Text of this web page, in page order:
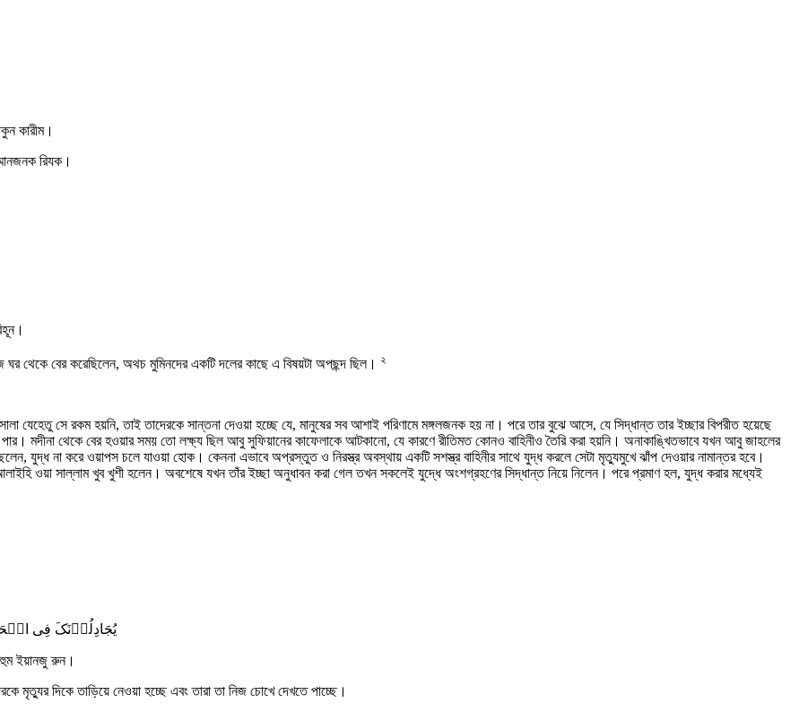
কারীম।
রিযক।
থেকে বের করেছিলেন, অথচ মুমিনদের একটি দলের কাছে এ বিষয়টা অপছন্দ ছিল। ২
যেহেতু সে রকম হয়নি, তাই তাদেরকে সান্তনা দেওয়া হচ্ছে যে, মানুষের সব আশাই পরিণামে মঙ্গলজনক হয় না। পরে তার বুঝে আসে, যে সিদ্ধান্ত তার ইচ্ছার বিপরীত হয়েছে
মদীনা থেকে বের হওয়ার সময় তো লক্ষ্য ছিল আবু সুফিয়ানের কাফেলাকে আটকানো, যে কারণে রীতিমত কোনও বাহিনীও তৈরি করা হয়নি। অনাকাঙ্খিতভাবে যখন আবু জাহলের
যুদ্ধ না করে ওয়াপস চলে যাওয়া হোক। কেননা এভাবে অপ্রস্তুত ও নিরস্ত্র অবস্থায় একটি সশস্ত্র বাহিনীর সাথে যুদ্ধ করলে সেটা মৃত্যুমুখে ঝাঁপ দেওয়ার নামান্তর হবে।
ওয়া সাল্লাম খুব খুশী হলেন। অবশেষে যখন তাঁর ইচ্ছা অনুধাবন করা গেল তখন সকলেই যুদ্ধে অংশগ্রহণের সিদ্ধান্ত নিয়ে নিলেন। পরে প্রমাণ হল, যুদ্ধ করার মধ্যেই
یُجَادِلُوۡنَکَ فِی
হুম ইয়ানজু রুন।
মৃত্যুর দিকে তাড়িয়ে নেওয়া হচ্ছে এবং তারা তা নিজ চোখে দেখতে পাচ্ছে।